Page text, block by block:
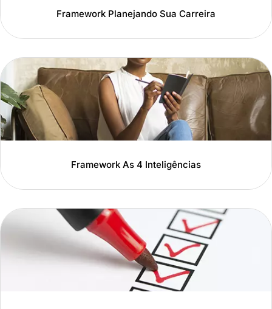
Framework Planejando Sua Carreira
Framework As 4 Inteligências